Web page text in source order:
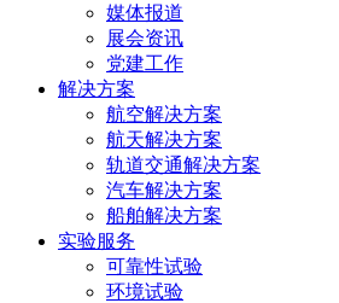
媒体报道
展会资讯
党建工作
解决方案
航空解决方案
航天解决方案
轨道交通解决方案
汽车解决方案
船舶解决方案
实验服务
可靠性试验
环境试验